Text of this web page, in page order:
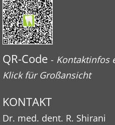
QR-Code - Kontaktinfos
Klick für Großansicht
KONTAKT
Dr. med. dent. R. Shirani